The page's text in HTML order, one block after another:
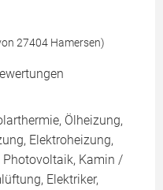
27404 Hamersen)
Ölheizung,
Elektroheizung,
Photovoltaik, Kamin /
Elektriker,